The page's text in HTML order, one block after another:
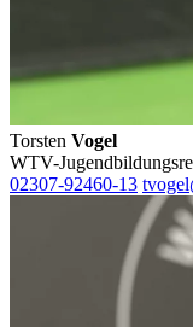
Torsten Vogel
WTV-
02307-92460-13